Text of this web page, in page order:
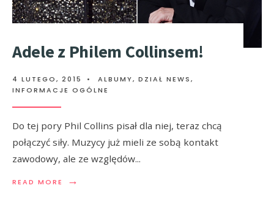
Adele z Philem Collinsem!
4 LUTEGO, 2015 • ALBUMY, DZIAŁ NEWS,
INFORMACJE OGÓLNE
Do tej pory Phil Collins pisał dla niej, teraz chcą
połączyć siły. Muzycy już mieli ze sobą kontakt
zawodowy, ale ze względów...
READ MORE →